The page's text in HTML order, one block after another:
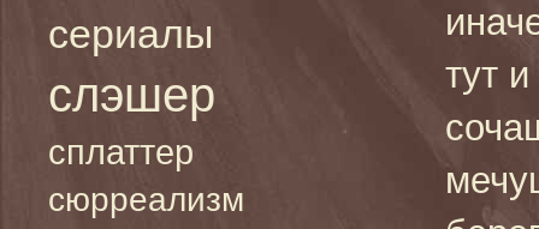
сериалы
слэшер
сплаттер
сюрреализм
тут